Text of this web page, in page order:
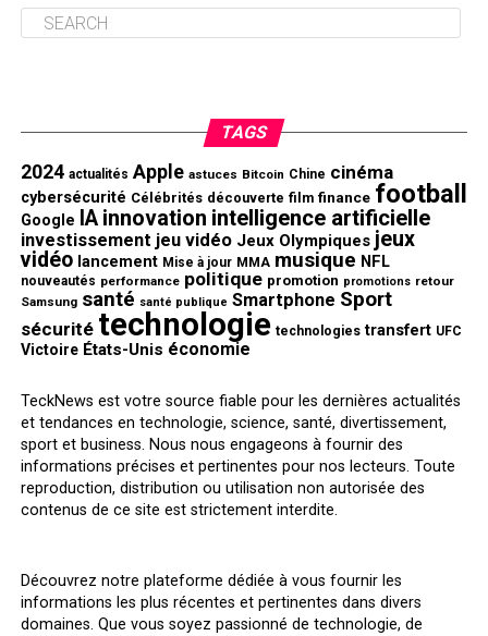
TAGS
2024 actualités Apple astuces Bitcoin Chine cinéma
cybersécurité Célébrités découverte film finance football
Google IA innovation intelligence artificielle
investissement jeu vidéo Jeux Olympiques jeux
vidéo lancement Mise à jour MMA musique NFL
nouveautés performance politique promotion promotions retour
Samsung santé santé publique Smartphone Sport
sécurité technologie technologies transfert UFC
Victoire États-Unis économie
TeckNews est votre source fiable pour les dernières actualités
et tendances en technologie, science, santé, divertissement,
sport et business. Nous nous engageons à fournir des
informations précises et pertinentes pour nos lecteurs. Toute
reproduction, distribution ou utilisation non autorisée des
contenus de ce site est strictement interdite.
Découvrez notre plateforme dédiée à vous fournir les
informations les plus récentes et pertinentes dans divers
domaines. Que vous soyez passionné de technologie, de